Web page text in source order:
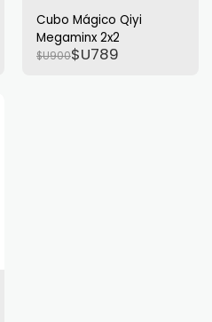
Cubo Mágico Qiyi
Megaminx 2x2
$U900$U789